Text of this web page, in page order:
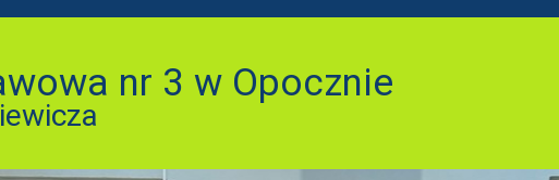
nr 3 w Opocznie